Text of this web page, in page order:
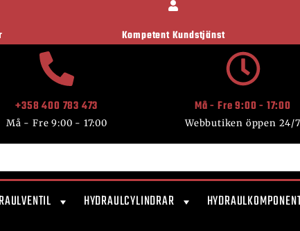
Kompetent Kundstjänst
+358 400 783 473
Må - Fre 9:00 - 17:00
Må - Fre 9:00 - 17:00
Webbutiken öppen 24/7
HYDRAULCYLINDRAR